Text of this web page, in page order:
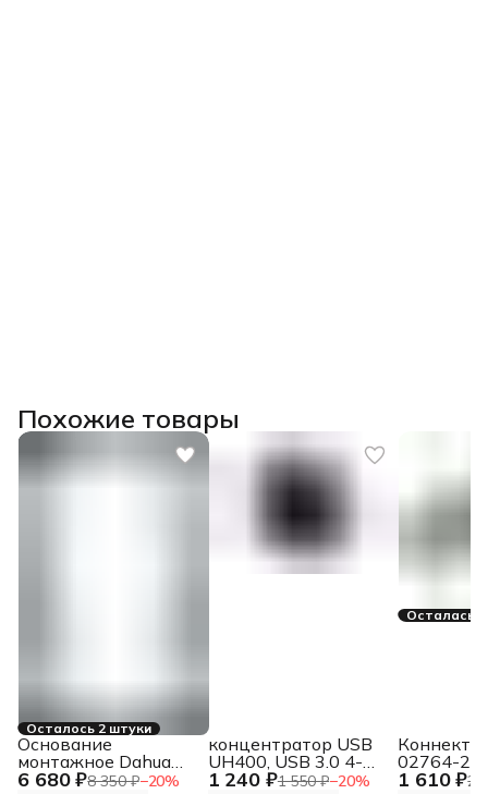
Похожие товары
Осталось 2 штуки
6 680 ₽8 350 ₽−20%
Основание
монтажное Dahua
DHI-VTM125
1 240 ₽1 550 ₽−20%
концентратор USB
UH400, USB 3.0 4-
Port Hub UH400, USB
Осталась
1 610 ₽2
02764-
Д.вх.3/4"